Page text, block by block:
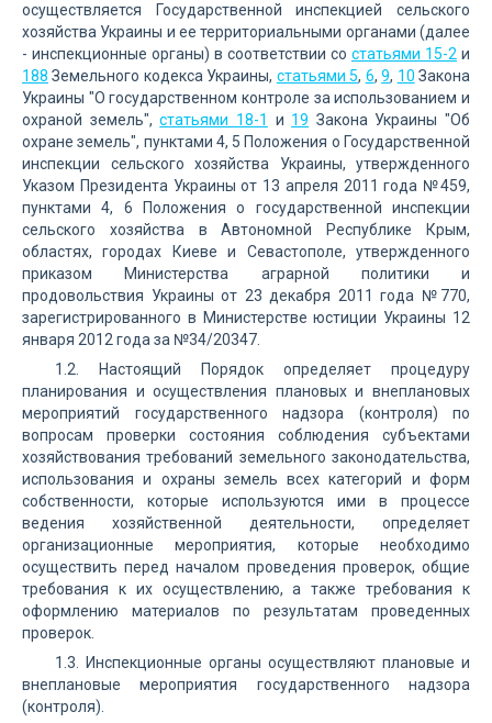
осуществляется Государственной инспекцией сельского
хозяйства Украины и ее территориальными органами (далее
- инспекционные органы) в соответствии со статьями 15-2 и
188 Земельного кодекса Украины, статьями 5, 6,9, 10 Закона
Украины "О государственном контроле за использованием и
охраной земель",статьями 18-1 и 19 Закона Украины "Об
охране земель", пунктами 4, 5 Положения о Государственной
инспекции сельского хозяйства Украины, утвержденного
Указом Президента Украины от 13 апреля 2011 года №459,
пунктами 4, 6 Положения о государственной инспекции
сельского хозяйства в Автономной Республике Крым,
областях, городах Киеве и Севастополе, утвержденного
приказом Министерства аграрной политики и
продовольствия Украины от 23 декабря 2011 года №770,
зарегистрированного в Министерстве юстиции Украины 12
января 2012 года за №34/20347.
1.2. Настоящий Порядок определяет процедуру
планирования и осуществления плановых и внеплановых
мероприятий государственного надзора (контроля) по
вопросам проверки состояния соблюдения субъектами
хозяйствования требований земельного законодательства,
использования и охраны земель всех категорий и форм
собственности, которые используются ими в процессе
ведения хозяйственной деятельности, определяет
организационные мероприятия, которые необходимо
осуществить перед началом проведения проверок, общие
требования к их осуществлению, а также требования к
оформлению материалов по результатам проведенных
проверок.
1.3. Инспекционные органы осуществляют плановые и
внеплановые мероприятия государственного надзора
(контроля).